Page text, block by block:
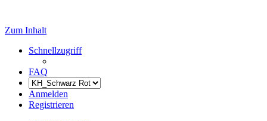
Zum Inhalt
Schnellzugriff
FAQ
Anmelden
Registrieren